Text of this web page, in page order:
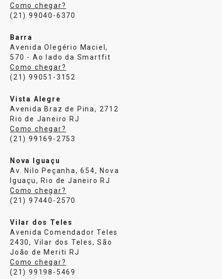
Como chegar?
(21) 99040-6370
Barra
Avenida Olegério Maciel,
570 - Ao lado da Smartfit
Como chegar?
(21) 99051-3152
Vista Alegre
Avenida Braz de Pina, 2712
Rio de Janeiro RJ
Como chegar?
(21) 99169-2753
Nova Iguaçu
Av. Nilo Peçanha, 654, Nova
Iguaçu, Rio de Janeiro RJ
Como chegar?
(21) 97440-2570
Vilar dos Teles
Avenida Comendador Teles
2430, Vilar dos Teles, São
João de Meriti RJ
Como chegar?
(21) 99198-5469